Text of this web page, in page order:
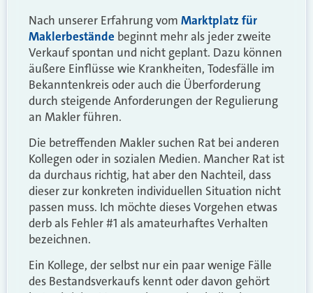
Nach unserer Erfahrung vom Marktplatz für
Maklerbestände beginnt mehr als jeder zweite
Verkauf spontan und nicht geplant. Dazu können
äußere Einflüsse wie Krankheiten, Todesfälle im
Bekanntenkreis oder auch die Überforderung
durch steigende Anforderungen der Regulierung
an Makler führen.
Die betreffenden Makler suchen Rat bei anderen
Kollegen oder in sozialen Medien. Mancher Rat ist
da durchaus richtig, hat aber den Nachteil, dass
dieser zur konkreten individuellen Situation nicht
passen muss. Ich möchte dieses Vorgehen etwas
derb als Fehler #1 als amateurhaftes Verhalten
bezeichnen.
Ein Kollege, der selbst nur ein paar wenige Fälle
des Bestandsverkaufs kennt oder davon gehört